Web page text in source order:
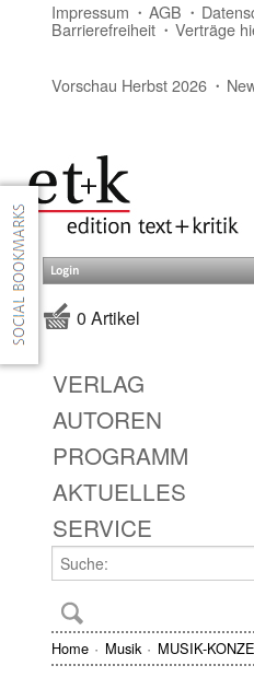
Impressum AGB
Barrierefreiheit Verträge
Vorschau Herbst 2026
Login
0 Artikel
VERLAG
AUTOREN
PROGRAMM
AKTUELLES
SERVICE
Home Musik MUSIK-